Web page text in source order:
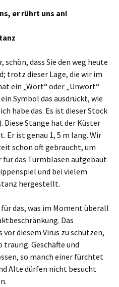
er rührt uns an!
schön, dass Sie den weg heute
trotz dieser Lage, die wir im
ein „Wort“ oder „Unwort“
Symbol das ausdrückt, wie
habe das. Es ist dieser Stock
Diese Stange hat der Küster
Er ist genau 1, 5 m lang. Wir
schon oft gebraucht, um
das Turmblasen aufgebaut
und bei vielem
hergestellt.
das, was im Moment überall
Das
vor diesem Virus zu schützen,
traurig. Geschäfte und
so manch einer fürchtet
Alte dürfen nicht besucht